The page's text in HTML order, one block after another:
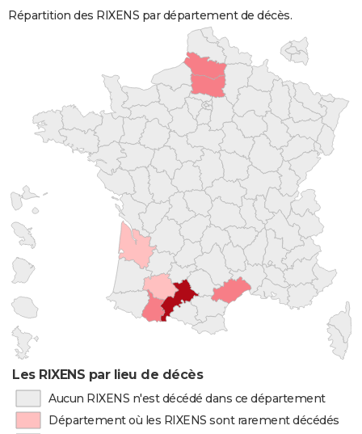
Répartition des RIXENS par département de décès.
Les RIXENS par lieu de décès
Aucun RIXENS n'est décédé dans ce département
Département où les RIXENS sont rarement décédés